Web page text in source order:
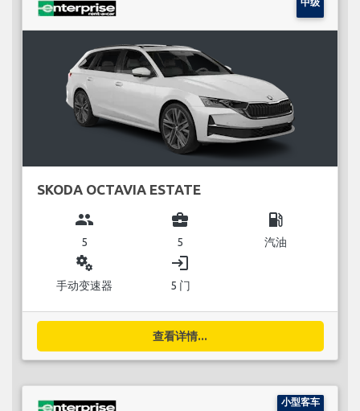
SKODA OCTAVIA ESTATE
group
5
business_center
5
local_gas_station
汽油
miscellaneous_services
手动变速器
login
5 门
查看详情...
小型客车